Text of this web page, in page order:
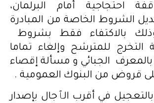
احتجاجية أمام البرلمان،
الشروط الخاصة من المبادرة
بالاكتفاء فقط بشروط
للمترشح وإلغاء تماما
الجبائي و مسألة إقصاء
قروض من البنوك العمومية .
في أقرب الٱجال بإصدار